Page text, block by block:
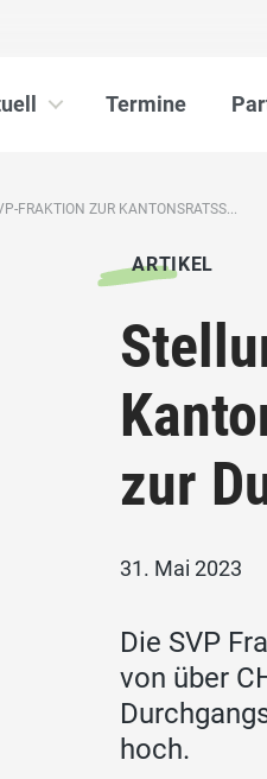
Termine
FRAKTION ZUR KANTONSRATSS...
ARTIKEL
zur
31. Mai 2023
Die SVP
von über
hoch.